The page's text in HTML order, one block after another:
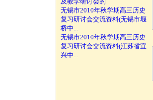
无锡市2010年秋学期高三历史
复习研讨会交流资料(无锡市堰
桥中...
无锡市2010年秋学期高三历史
复习研讨会交流资料(江苏省宜
兴中...